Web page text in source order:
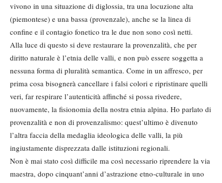
vivono in una situazione di diglossia, tra una locuzione alta
(piemontese) e una bassa (provenzale), anche se la linea di
confine e il contagio fonetico tra le due non sono così netti.
Alla luce di questo si deve restaurare la provenzalità, che per
diritto naturale è l’etnia delle valli, e non può essere soggetta a
nessuna forma di pluralità semantica. Come in un affresco, per
prima cosa bisognerà cancellare i falsi colori e ripristinare quelli
veri, far respirare l’autenticità affinché si possa rivedere,
nuovamente, la fisionomia della nostra etnia alpina. Ho parlato di
provenzalità e non di provenzalismo: quest’ultimo è divenuto
l’altra faccia della medaglia ideologica delle valli, la più
ingiustamente disprezzata dalle istituzioni regionali.
Non è mai stato così difficile ma così necessario riprendere la via
maestra, dopo cinquant’anni d’astrazione etno-culturale in uno